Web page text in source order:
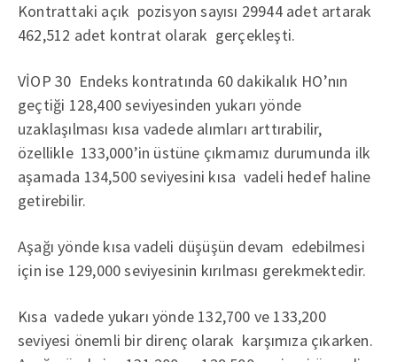
Kontrattaki açık pozisyon sayısı 29944 adet artarak
462,512 adet kontrat olarak gerçekleşti.
VİOP 30 Endeks kontratında 60 dakikalık HO’nın
geçtiği 128,400 seviyesinden yukarı yönde
uzaklaşılması kısa vadede alımları arttırabilir,
özellikle 133,000’in üstüne çıkmamız durumunda ilk
aşamada 134,500 seviyesini kısa vadeli hedef haline
getirebilir.
Aşağı yönde kısa vadeli düşüşün devam edebilmesi
için ise 129,000 seviyesinin kırılması gerekmektedir.
Kısa vadede yukarı yönde 132,700 ve 133,200
seviyesi önemli bir direnç olarak karşımıza çıkarken.